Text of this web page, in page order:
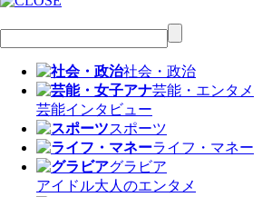
社会・政治
芸能・エンタメ
芸能インタビュー
スポーツ
ライフ・マネー
グラビア
アイドル大人のエンタメ